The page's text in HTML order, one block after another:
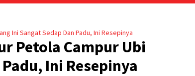
Ini Sangat Sedap Dan Padu, Ini Resepinya
Petola Campur Ubi
Ini Resepinya